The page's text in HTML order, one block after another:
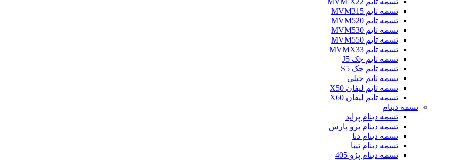
تسمه تایم MVM315
تسمه تایم MVM520
تسمه تایم MVM530
تسمه تایم MVM550
تسمه تایم MVMX33
تسمه تایم جک J5
تسمه تایم جک S5
تسمه تایم جیلی
تسمه تایم لیفان X50
تسمه تایم لیفان X60
تسمه دینام
تسمه دینام پراید
تسمه دینام پژو پارس
تسمه دینام دنا
تسمه دینام تیبا
تسمه دینام پژو 405